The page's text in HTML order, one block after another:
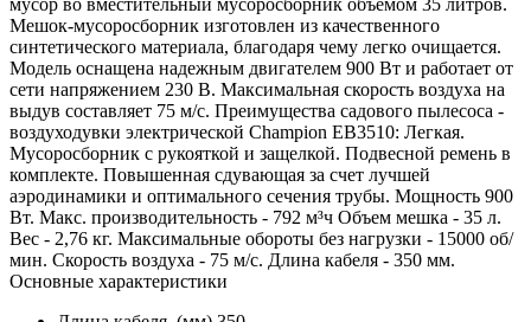
Мешок-мусоросборник изготовлен из качественного
синтетического материала, благодаря чему легко очищается.
Модель оснащена надежным двигателем 900 Вт и работает от
сети напряжением 230 В. Максимальная скорость воздуха на
выдув составляет 75 м/с. Преимущества садового пылесоса -
воздуходувки электрической Champion EB3510: Легкая.
Мусоросборник с рукояткой и защелкой. Подвесной ремень в
комплекте. Повышенная сдувающая за счет лучшей
аэродинамики и оптимального сечения трубы. Мощность 900
Вт. Макс. производительность - 792 м³ч Объем мешка - 35 л.
Вес - 2,76 кг. Максимальные обороты без нагрузки - 15000 об/
мин. Скорость воздуха - 75 м/с. Длина кабеля - 350 мм.
Основные характеристики